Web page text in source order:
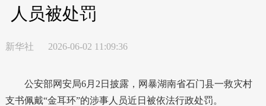
人员被处罚
新华社 2026-06-02 11:09:36
公安部网安局6月2日披露，网暴湖南省石门县一救灾村
支书佩戴“金耳环”的涉事人员近日被依法行政处罚。